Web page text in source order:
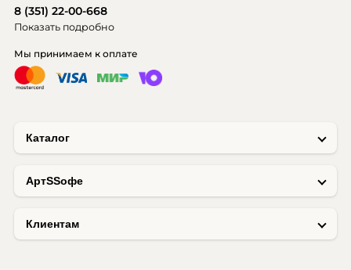
Каталог
AртSSофе
Клиентам
Мы принимаем к оплате
8 (351) 22-00-668
Показать подробно